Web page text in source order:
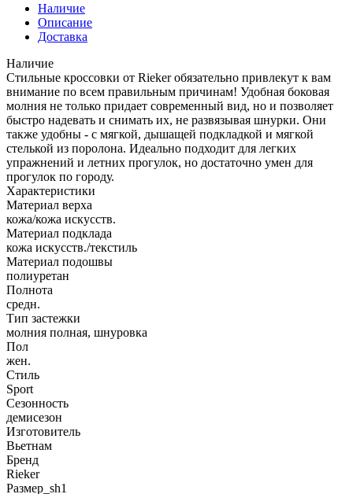
Наличие
Описание
Доставка
Наличие
Стильные кроссовки от Rieker обязательно привлекут к вам
внимание по всем правильным причинам! Удобная боковая
молния не только придает современный вид, но и позволяет
быстро надевать и снимать их, не развязывая шнурки. Они
также удобны - с мягкой, дышащей подкладкой и мягкой
стелькой из поролона. Идеально подходит для легких
упражнений и летних прогулок, но достаточно умен для
прогулок по городу.
Характеристики
Материал верха
кожа/кожа искусств.
Материал подклада
кожа искусств./текстиль
Материал подошвы
полиуретан
Полнота
средн.
Тип застежки
молния полная, шнуровка
Пол
жен.
Стиль
Sport
Сезонность
демисезон
Изготовитель
Вьетнам
Бренд
Rieker
Размер_sh1